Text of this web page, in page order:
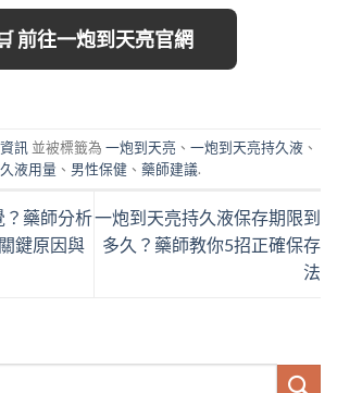
前往一炮到天亮官網
訊 並被標籤為 一炮到天亮 、 一炮到天亮持久液 、
液用量 、 男性保健 、 藥師建議.
？藥師分析
鍵原因與
一炮到天亮持久液保存期限到
多久？藥師教你5招正確保存
法